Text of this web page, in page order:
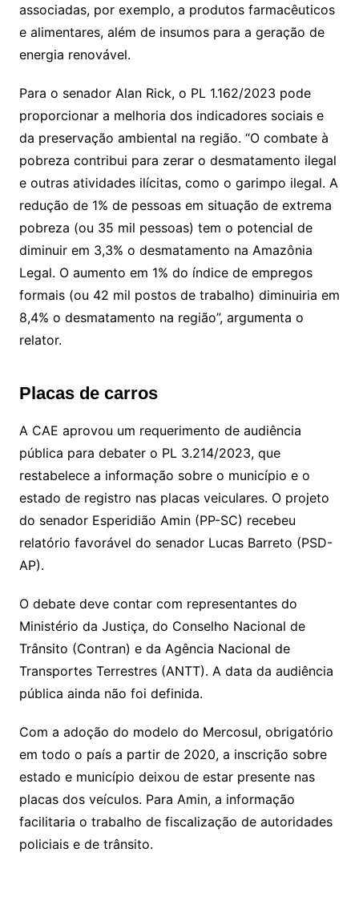
associadas, por exemplo, a produtos farmacêuticos
e alimentares, além de insumos para a geração de
energia renovável.
Para o senador Alan Rick, o PL 1.162/2023 pode
proporcionar a melhoria dos indicadores sociais e
da preservação ambiental na região. “O combate à
pobreza contribui para zerar o desmatamento ilegal
e outras atividades ilícitas, como o garimpo ilegal. A
redução de 1% de pessoas em situação de extrema
pobreza (ou 35 mil pessoas) tem o potencial de
diminuir em 3,3% o desmatamento na Amazônia
Legal. O aumento em 1% do índice de empregos
formais (ou 42 mil postos de trabalho) diminuiria em
8,4% o desmatamento na região”, argumenta o
relator.
Placas de carros
A CAE aprovou um requerimento de audiência
pública para debater o PL 3.214/2023, que
restabelece a informação sobre o município e o
estado de registro nas placas veiculares. O projeto
do senador Esperidião Amin (PP-SC) recebeu
relatório favorável do senador Lucas Barreto (PSD-
AP).
O debate deve contar com representantes do
Ministério da Justiça, do Conselho Nacional de
Trânsito (Contran) e da Agência Nacional de
Transportes Terrestres (ANTT). A data da audiência
pública ainda não foi definida.
Com a adoção do modelo do Mercosul, obrigatório
em todo o país a partir de 2020, a inscrição sobre
estado e município deixou de estar presente nas
placas dos veículos. Para Amin, a informação
facilitaria o trabalho de fiscalização de autoridades
policiais e de trânsito.